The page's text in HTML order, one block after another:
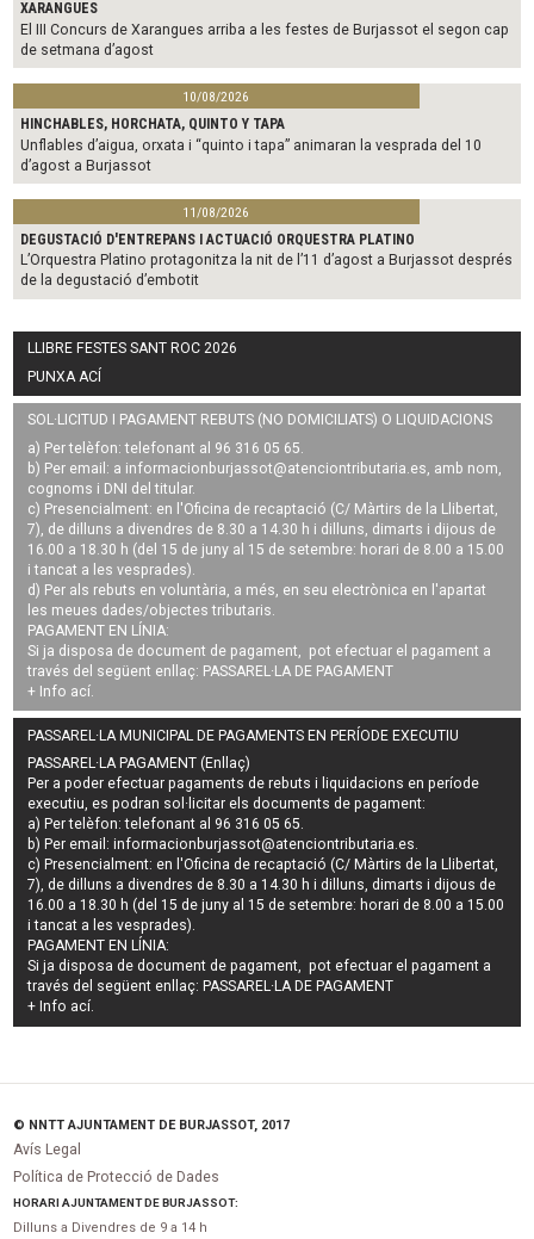
XARANGUES
El III Concurs de Xarangues arriba a les festes de Burjassot el segon cap
de setmana d’agost
10/08/2026
HINCHABLES, HORCHATA, QUINTO Y TAPA
Unflables d’aigua, orxata i “quinto i tapa” animaran la vesprada del 10
d’agost a Burjassot
11/08/2026
DEGUSTACIÓ D'ENTREPANS I ACTUACIÓ ORQUESTRA PLATINO
L’Orquestra Platino protagonitza la nit de l’11 d’agost a Burjassot després
de la degustació d’embotit
LLIBRE FESTES SANT ROC 2026
PUNXA ACÍ
SOL·LICITUD I PAGAMENT REBUTS (NO DOMICILIATS) O LIQUIDACIONS
a) Per telèfon: telefonant al 96 316 05 65.
b) Per email: a informacionburjassot@atenciontributaria.es, amb nom,
cognoms i DNI del titular.
c) Presencialment: en l'Oficina de recaptació (C/ Màrtirs de la Llibertat,
7), de dilluns a divendres de 8.30 a 14.30 h i dilluns, dimarts i dijous de
16.00 a 18.30 h (del 15 de juny al 15 de setembre: horari de 8.00 a 15.00
i tancat a les vesprades).
d) Per als rebuts en voluntària, a més, en seu electrònica en l'apartat
les meues dades/objectes tributaris.
PAGAMENT EN LÍNIA:
Si ja disposa de document de pagament, pot efectuar el pagament a
través del següent enllaç: PASSAREL·LA DE PAGAMENT
+ Info ací.
PASSAREL·LA MUNICIPAL DE PAGAMENTS EN PERÍODE EXECUTIU
PASSAREL·LA PAGAMENT (Enllaç)
Per a poder efectuar pagaments derebuts i liquidacions en període
executiu, es podran sol·licitar els documents de pagament:
a) Per telèfon: telefonant al 96 316 05 65.
b) Per email:informacionburjassot@atenciontributaria.es.
c) Presencialment: en l'Oficina de recaptació (C/ Màrtirs de la Llibertat,
7), de dilluns a divendres de 8.30 a 14.30 h i dilluns, dimarts i dijous de
16.00 a 18.30 h (del 15 de juny al 15 de setembre: horari de 8.00 a 15.00
i tancat a les vesprades).
PAGAMENT EN LÍNIA:
Si ja disposa de document de pagament, pot efectuar el pagament a
través del següent enllaç: PASSAREL·LA DE PAGAMENT
+ Info ací.
© NNTT AJUNTAMENT DE BURJASSOT, 2017
Avís Legal
Política de Protecció de Dades
HORARI AJUNTAMENT DE BURJASSOT:
Dilluns a Divendres de 9 a 14 h